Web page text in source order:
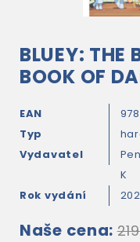
BLUEY: THE
BOOK OF
EAN
Typ
Vydavatel
K
Rok vydání
Naše cena: